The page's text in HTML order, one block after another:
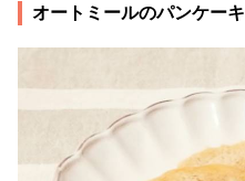
オートミールのパンケーキ